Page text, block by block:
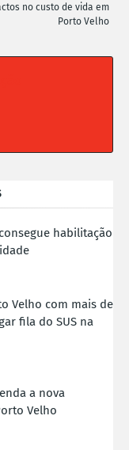
no custo de vida em
Porto Velho
habilitação
Velho com mais de
fila do SUS na
a nova
Velho